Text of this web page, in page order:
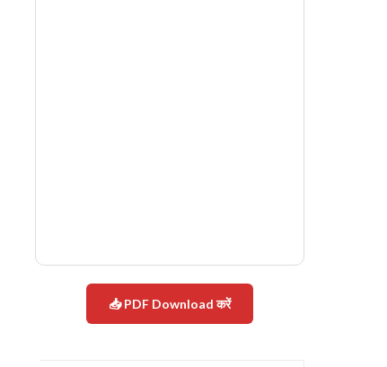
📥 PDF Download करें